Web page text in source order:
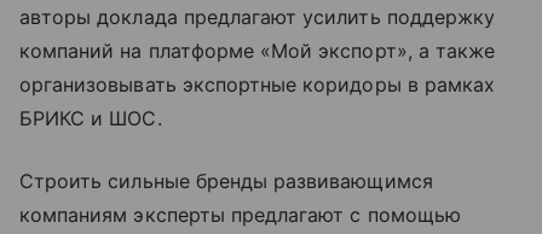
авторы доклада предлагают усилить поддержку
компаний на платформе «Мой экспорт», а также
организовывать экспортные коридоры в рамках
БРИКС и ШОС.
Строить сильные бренды развивающимся
компаниям эксперты предлагают с помощью